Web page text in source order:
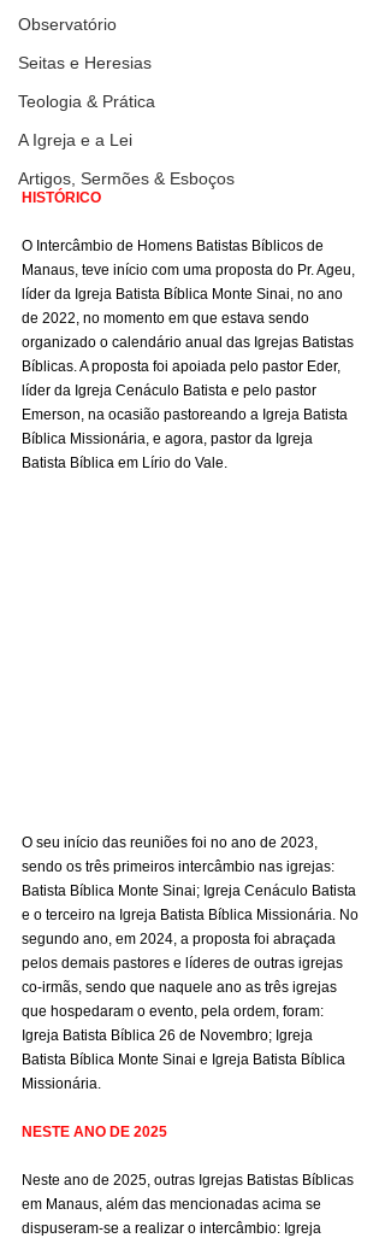
Observatório
Seitas e Heresias
Teologia & Prática
A Igreja e a Lei
Artigos, Sermões & Esboços
HISTÓRICO
O Intercâmbio de Homens Batistas Bíblicos de
Manaus, teve início com uma proposta do Pr. Ageu,
líder da Igreja Batista Bíblica Monte Sinai, no ano
de 2022, no momento em que estava sendo
organizado o calendário anual das Igrejas Batistas
Bíblicas. A proposta foi apoiada pelo pastor Eder,
líder da Igreja Cenáculo Batista e pelo pastor
Emerson, na ocasião pastoreando a Igreja Batista
Bíblica Missionária, e agora, pastor da Igreja
Batista Bíblica em Lírio do Vale.
O seu início das reuniões foi no ano de 2023,
sendo os três primeiros intercâmbio nas igrejas:
Batista Bíblica Monte Sinai; Igreja Cenáculo Batista
e o terceiro na Igreja Batista Bíblica Missionária. No
segundo ano, em 2024, a proposta foi abraçada
pelos demais pastores e líderes de outras igrejas
co-irmãs, sendo que naquele ano as três igrejas
que hospedaram o evento, pela ordem, foram:
Igreja Batista Bíblica 26 de Novembro; Igreja
Batista Bíblica Monte Sinai e Igreja Batista Bíblica
Missionária.
NESTE ANO DE 2025
Neste ano de 2025, outras Igrejas Batistas Bíblicas
em Manaus, além das mencionadas acima se
dispuseram-se a realizar o intercâmbio: Igreja